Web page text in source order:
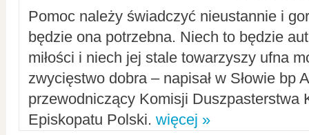
Pomoc należy świadczyć nieustannie i
będzie ona potrzebna. Niech to będzie
miłości i niech jej stale towarzyszy ufna
zwycięstwo dobra – napisał w Słowie bp
przewodniczący Komisji Duszpasterstwa
Episkopatu Polski. więcej »